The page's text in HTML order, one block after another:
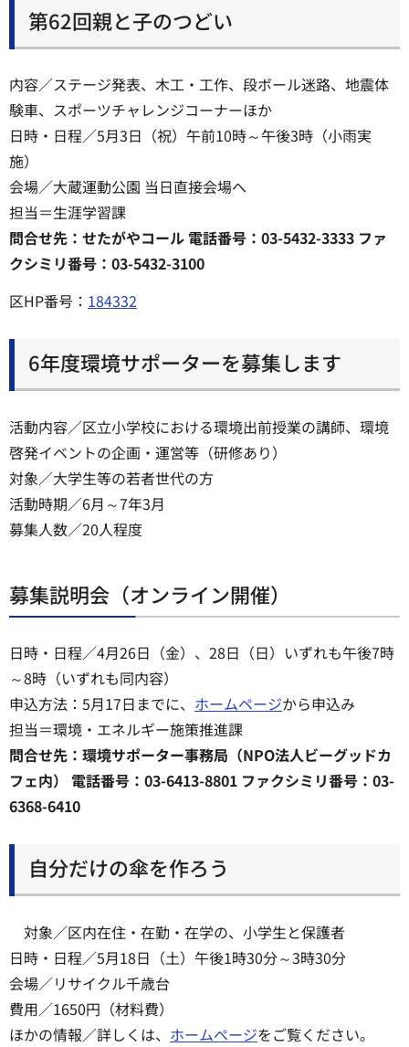
第62回親と子のつどい
内容／ステージ発表、木工・工作、段ボール迷路、地震体
験車、スポーツチャレンジコーナーほか
日時・日程／5月3日（祝）午前10時～午後3時（小雨実
施）
会場／大蔵運動公園 当日直接会場へ
担当＝生涯学習課
問合せ先：せたがやコール 電話番号：03-5432-3333 ファ
クシミリ番号：03-5432-3100
区HP番号： 184332
6年度環境サポーターを募集します
活動内容／区立小学校における環境出前授業の講師、環境
啓発イベントの企画・運営等（研修あり）
対象／大学生等の若者世代の方
活動時期／6月～7年3月
募集人数／20人程度
募集説明会（オンライン開催）
日時・日程／4月26日（金）、28日（日）いずれも午後7時
～8時（いずれも同内容）
申込方法：5月17日までに、 ホームページから申込み
担当＝環境・エネルギー施策推進課
問合せ先：環境サポーター事務局（NPO法人ビーグッドカ
フェ内） 電話番号：03-6413-8801 ファクシミリ番号：03-
6368-6410
自分だけの傘を作ろう
対象／区内在住・在勤・在学の、小学生と保護者
日時・日程／5月18日（土）午後1時30分～3時30分
会場／リサイクル千歳台
費用／1650円（材料費）
ほかの情報／詳しくは、 ホームページをご覧ください。